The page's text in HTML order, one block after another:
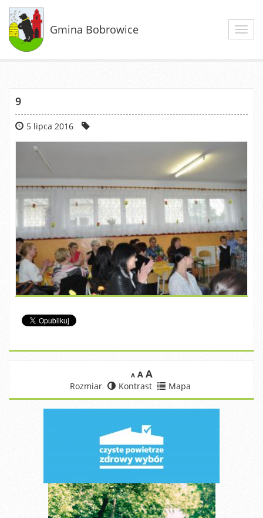
Gmina Bobrowice
9
5 lipca 2016
A A A
Rozmiar Kontrast Mapa